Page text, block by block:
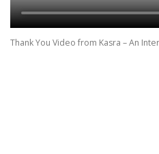
Thank You Video from Kasra – An